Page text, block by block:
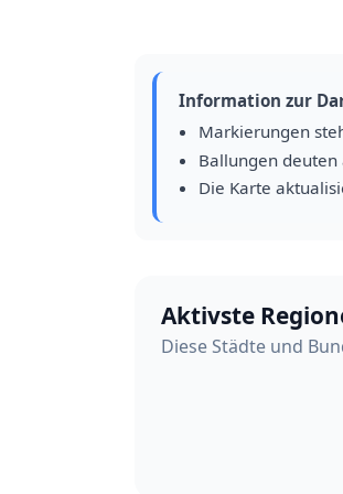
Information zur
Markierungen
Ballungen
Die Karte
Aktivste
Diese Städte und